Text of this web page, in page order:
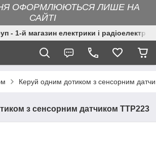
ОФОРМЛЮЮТЬСЯ ЛИШЕ НА
САЙТІ
- 1-й магазин електрики і
Керуй одним дотиком з сенсорним
з сенсорним датчиком TTP223